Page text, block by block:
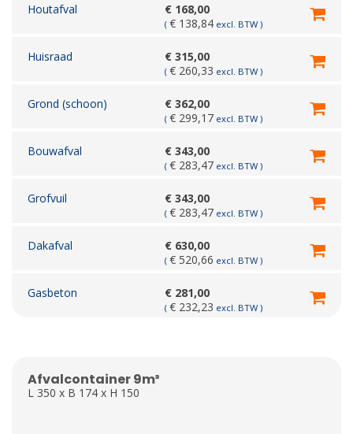
Houtafval € 168,00
(€ 138,84 excl. BTW )
Huisraad € 315,00
(€ 260,33 excl. BTW )
Grond (schoon) € 362,00
(€ 299,17 excl. BTW )
Bouwafval € 343,00
(€ 283,47 excl. BTW )
Grofvuil € 343,00
(€ 283,47 excl. BTW )
Dakafval € 630,00
(€ 520,66 excl. BTW )
Gasbeton € 281,00
(€ 232,23 excl. BTW )
Afvalcontainer 9m³
L 350 x B 174 x H 150